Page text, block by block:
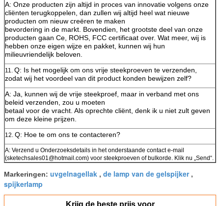
A: Onze producten zijn altijd in proces van innovatie volgens onze
cliënten terugkoppelen, dan zullen wij altijd heel wat nieuwe
producten om nieuw creëren te maken
bevordering in de markt. Bovendien, het grootste deel van onze
producten gaan Ce, ROHS, FCC certificaat over. Wat meer, wij is
hebben onze eigen wijze en pakket, kunnen wij hun
milieuvriendelijk beloven.
11. Q: Is het mogelijk om ons vrije steekproeven te verzenden,
zodat wij het voordeel van dit product konden bewijzen zelf?
A: Ja, kunnen wij de vrije steekproef, maar in verband met ons
beleid verzenden, zou u moeten
betaal voor de vracht. Als oprechte cliënt, denk ik u niet zult geven
om deze kleine prijzen.
12. Q: Hoe te om ons te contacteren?
A: Verzend u Onderzoeksdetails in het onderstaande contact e-mail
(sketechsales01@hotmail.com) voor steekproeven of bulkorde. Klik nu „Send“.
Markeringen: uvgelnagellak , de lamp van de gelspijker,
spijkerlamp
Krijg de beste prijs voor